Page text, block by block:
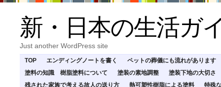
新・日本の生活ガ
Just another WordPress site
TOP エンディングノートを書く
ペットの葬儀にも流れがあります
塗料の知識 樹脂塗料について
塗装の素地調整
塗装下地の大切さ
残された家族で考える故人の送り方
熱可塑性樹脂による塗料 特殊